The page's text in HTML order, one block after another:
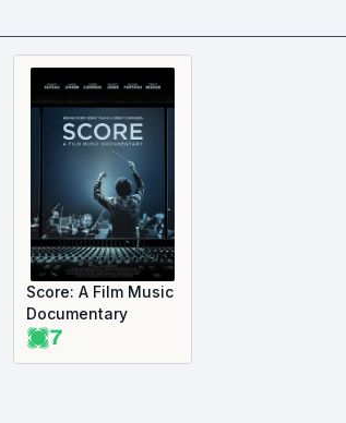
Score: A Film Music
Documentary
7